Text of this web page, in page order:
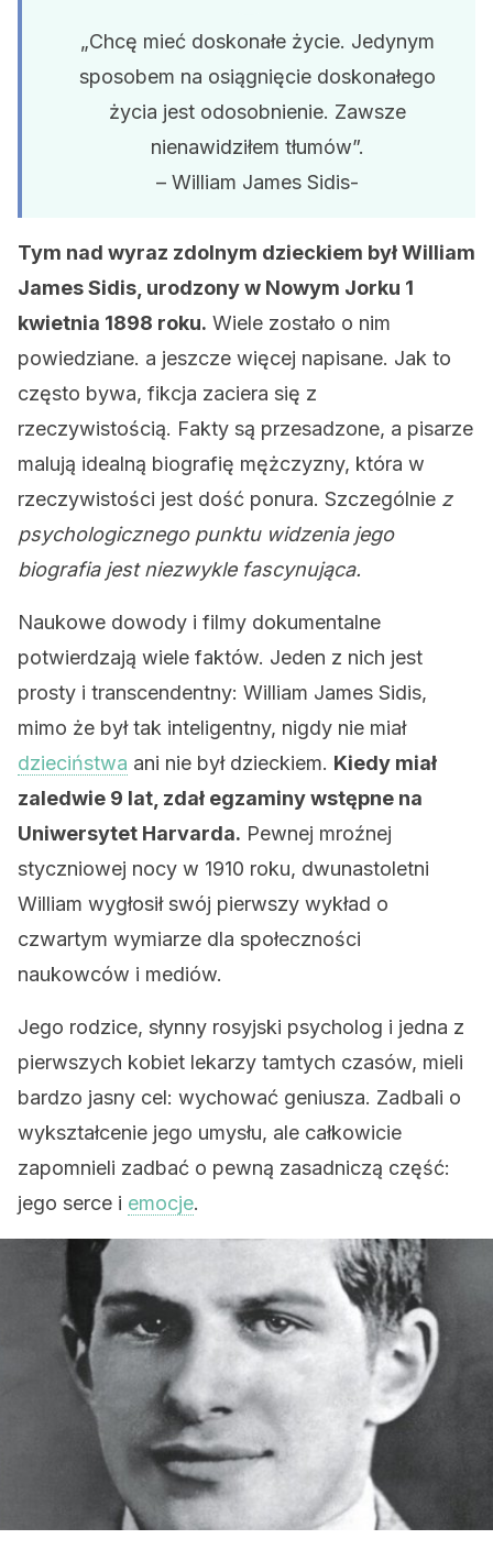
„Chcę mieć doskonałe życie. Jedynym
sposobem na osiągnięcie doskonałego
życia jest odosobnienie. Zawsze
nienawidziłem tłumów”.
– William James Sidis-
Tym nad wyraz zdolnym dzieckiem był William
James Sidis, urodzony w Nowym Jorku 1
kwietnia 1898 roku. Wiele zostało o nim
powiedziane. a jeszcze więcej napisane. Jak to
często bywa, fikcja zaciera się z
rzeczywistością. Fakty są przesadzone, a pisarze
malują idealną biografię mężczyzny, która w
rzeczywistości jest dość ponura. Szczególnie z
psychologicznego punktu widzenia jego
biografia jest niezwykle fascynująca.
Naukowe dowody i filmy dokumentalne
potwierdzają wiele faktów. Jeden z nich jest
prosty i transcendentny: William James Sidis,
mimo że był tak inteligentny, nigdy nie miał
dzieciństwa ani nie był dzieckiem. Kiedy miał
zaledwie 9 lat, zdał egzaminy wstępne na
Uniwersytet Harvarda. Pewnej mroźnej
styczniowej nocy w 1910 roku, dwunastoletni
William wygłosił swój pierwszy wykład o
czwartym wymiarze dla społeczności
naukowców i mediów.
Jego rodzice, słynny rosyjski psycholog i jedna z
pierwszych kobiet lekarzy tamtych czasów, mieli
bardzo jasny cel: wychować geniusza. Zadbali o
wykształcenie jego umysłu, ale całkowicie
zapomnieli zadbać o pewną zasadniczą część:
jego serce i emocje.